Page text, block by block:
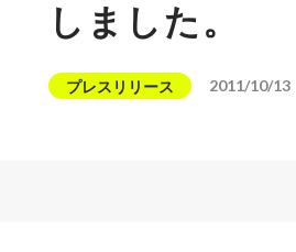
しました。
プレスリリース 2011/10/13